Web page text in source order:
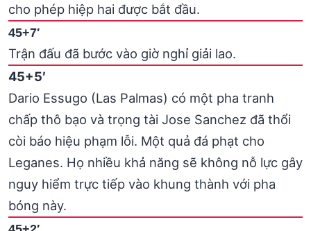
cho phép hiệp hai được bắt đầu.
45+7′
Trận đấu đã bước vào giờ nghỉ giải lao.
45+5′
Dario Essugo (Las Palmas) có một pha tranh
chấp thô bạo và trọng tài Jose Sanchez đã thổi
còi báo hiệu phạm lỗi. Một quả đá phạt cho
Leganes. Họ nhiều khả năng sẽ không nỗ lực gây
nguy hiểm trực tiếp vào khung thành với pha
bóng này.